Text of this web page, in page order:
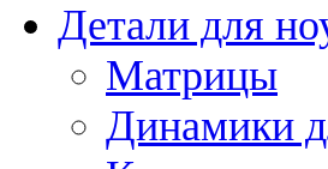
Детали для
Матрицы
Динамики